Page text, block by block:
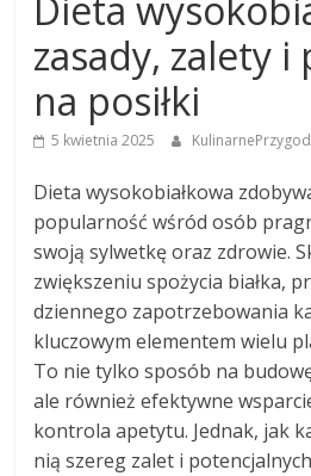
Dieta
zasady, zalety i
na posiłki
5 kwietnia 2025
Dieta wysokobiałkowa
popularność wśród osób
swoją sylwetkę oraz zdrowie.
zwiększeniu spożycia białka,
dziennego zapotrzebowania
kluczowym elementem wielu
To nie tylko sposób na
ale również efektywne
kontrola apetytu. Jednak, jak
nią szereg zalet i